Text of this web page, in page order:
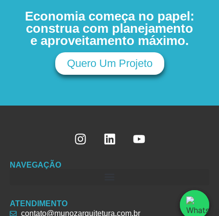
Economia começa no papel:
construa com planejamento
e aproveitamento máximo.
Quero Um Projeto
NAVEGAÇÃO
ATENDIMENTO
contato@munozarquitetura.com.br